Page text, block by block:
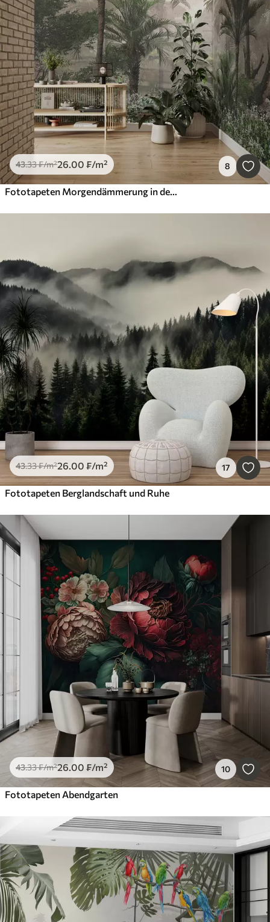
43.33₣/m²26.00 ₣/m² 8
Fototapeten Morgendämmerung in den Tropen
43.33₣/m²26.00 ₣/m² 17
Fototapeten Berglandschaft und Ruhe
43.33₣/m²26.00 ₣/m² 10
Fototapeten Abendgarten